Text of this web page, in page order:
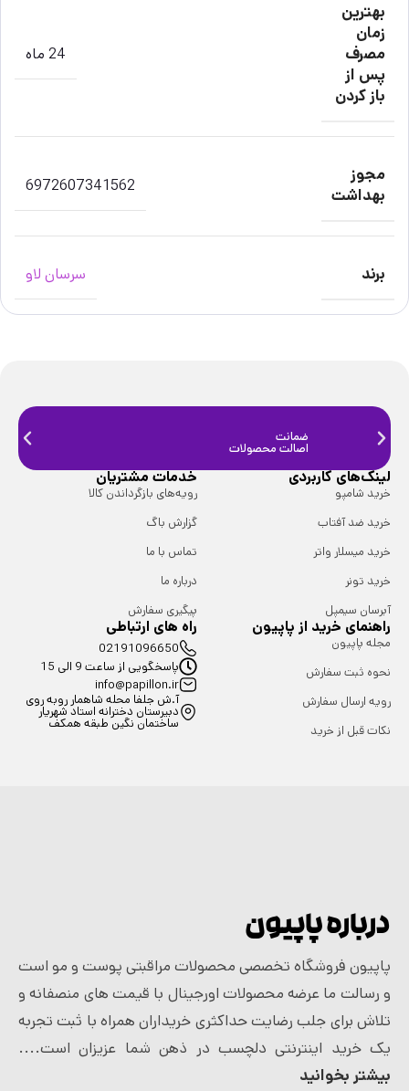
بهترین
زمان
مصرف
پس از
باز کردن
24 ماه
مجوز
بهداشت
6972607341562
برند سرسان لاو
ضمانت
اصالت محصولات
لینک‌های کاربردی
خرید شامپو
خرید ضد آفتاب
خرید میسلار واتر
خرید تونر
آبرسان سیمپل
خدمات مشتریان
رویه‌های بازگرداندن کالا
گزارش باگ
تماس با ما
درباره ما
پیگیری سفارش
راهنمای خرید از پاپیون
مجله پاپیون
نحوه ثبت سفارش
رویه ارسال سفارش
نکات قبل از خرید
راه های ارتباطی
02191096650
پاسخگویی از ساعت 9 الی 15
info@papillon.ir
آ.ش جلفا محله شاهمار روبه روی
دبیرستان دخترانه استاد شهریار
ساختمان نگین طبقه همکف
درباره پاپیون
پاپیون فروشگاه تخصصی محصولات مراقبتی پوست و مو است
و رسالت ما عرضه محصولات اورجینال با قیمت های منصفانه و
تلاش برای جلب رضایت حداکثری خریداران همراه با ثبت تجربه
یک خرید اینترنتی دلچسب در ذهن شما عزیزان است....
بیشتر بخوانید